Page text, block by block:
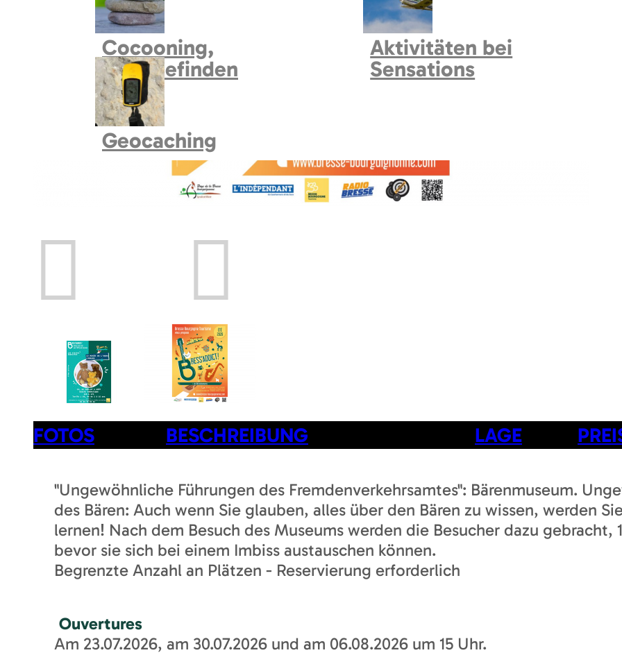
Cocooning,
Wohlbefinden
Aktivitäten bei
Sensations
Geocaching
FOTOS BESCHREIBUNG LAGE
"Ungewöhnliche Führungen des Fremdenverkehrsamtes": Bärenmuseum.
des Bären: Auch wenn Sie glauben, alles über den Bären zu wissen, werden
lernen! Nach dem Besuch des Museums werden die Besucher dazu
bevor sie sich bei einem Imbiss austauschen können.
Begrenzte Anzahl an Plätzen - Reservierung erforderlich
Ouvertures
Am 23.07.2026, am 30.07.2026 und am 06.08.2026 um 15 Uhr.